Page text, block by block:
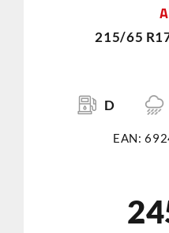
215/65
D
EAN: